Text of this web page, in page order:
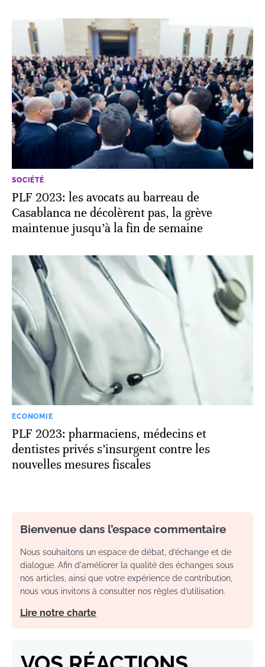
SOCIÉTÉ
PLF 2023: les avocats au barreau de
Casablanca ne décolèrent pas, la grève
maintenue jusqu’à la fin de semaine
ECONOMIE
PLF 2023: pharmaciens, médecins et
dentistes privés s’insurgent contre les
nouvelles mesures fiscales
Bienvenue dans l’espace commentaire
Nous souhaitons un espace de débat, d’échange et de
dialogue. Afin d'améliorer la qualité des échanges sous
nos articles, ainsi que votre expérience de contribution,
nous vous invitons à consulter nos règles d’utilisation.
Lire notre charte